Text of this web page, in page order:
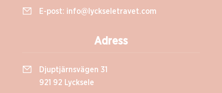
E-post: info@lyckseletravet.com
Adress
Djuptjärnsvägen 31
921 92 Lycksele